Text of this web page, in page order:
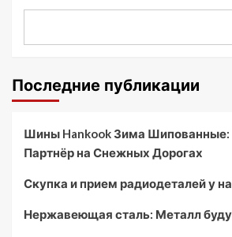
Последние публикации
Шины Hankook Зима
Партнёр на Снежных Дорогах
Скупка и прием радиодеталей у
Нержавеющая сталь: Металл